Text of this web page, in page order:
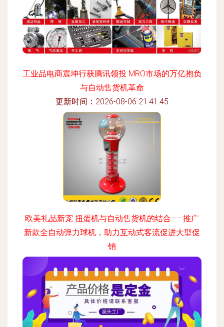
工业品电商震坤行获腾讯领投 MRO市场的万亿抱负
与自动售货机革命
更新时间：2026-08-06 21:41:45
欧美礼品新宠 扭蛋机与自动售货机的结合——推广
新款全自动弹力球机，助力互动式客流促进大型促
销